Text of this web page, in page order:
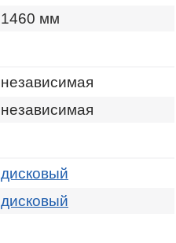
1460 мм
независимая
независимая
дисковый
дисковый